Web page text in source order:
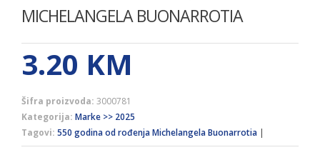
MICHELANGELA BUONARROTIA
3.20 KM
Šifra proizvoda: 3000781
Kategorija: Marke >> 2025
Tagovi: 550 godina od rođenja Michelangela Buonarrotia |